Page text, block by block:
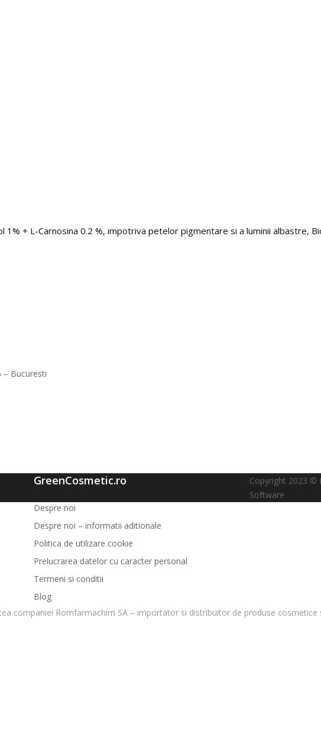
1% + L-Carnosina 0.2 %, impotriva petelor pigmentare si a luminii albastre,
– Bucuresti
GreenCosmetic.ro
Despre noi
Despre noi – informatii aditionale
Politica de utilizare cookie
Prelucrarea datelor cu caracter personal
Termeni si conditii
Blog
companiei Romfarmachim SA – importator si distribuitor de produse
Copyright 2023 ©
Software